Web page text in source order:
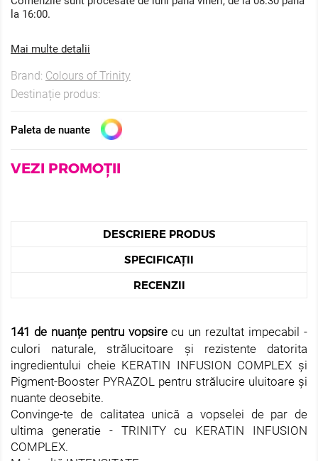
la 16:00.
Mai multe detalii
Brand: Colours of Trinity
Destinație produs:
Paleta de nuante
VEZI PROMOȚII
DESCRIERE PRODUS
SPECIFICAȚII
RECENZII
141 de nuanțe pentru vopsirecu un rezultat impecabil -
culori naturale, strălucitoare și rezistente datorita
ingredientului cheie KERATIN INFUSION COMPLEX și
Pigment-Booster PYRAZOL pentru strălucire uluitoare și
nuante deosebite.
Convinge-te de calitatea unică a vopselei de par de
ultima generatie - TRINITY cu KERATIN INFUSION
COMPLEX.